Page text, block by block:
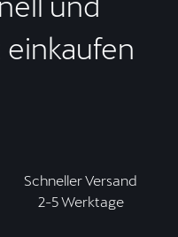
Schneller Versand
2-5 Werktage